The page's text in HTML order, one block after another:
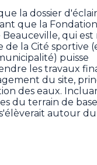
la dossier
que la
Beauceville, qui
de la Cité sportive
puisse
les travaux
du site,
des eaux.
du terrain de
autour